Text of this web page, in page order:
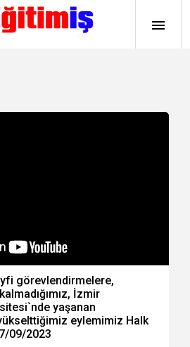
görevlendirmelere,
İzmir
yaşanan
eylemimiz Halk
09/2023